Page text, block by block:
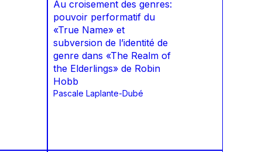
Au croisement des genres:
pouvoir performatif du
«True Name» et
subversion de l’identité de
genre dans «The Realm of
the Elderlings» de Robin
Hobb
Pascale Laplante-Dubé